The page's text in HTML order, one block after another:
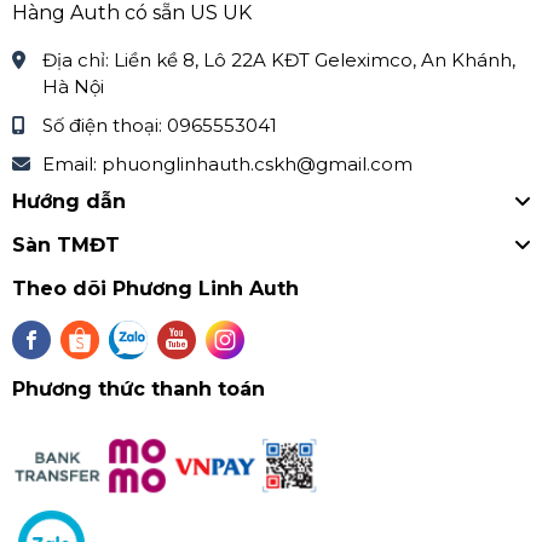
Zalo: Phương Linh Authentic 0965553041
Zalo: Phương Linh Kids 0868424370
Facebook
Fanpape:https://www.facebook.com/PhuongLinhAut
hentic.page
Hàng Auth có sẵn US UK
Địa chỉ: Liền kề 8, Lô 22A KĐT Geleximco, An Khánh,
Hà Nội
Số điện thoại: 0965553041
Email: phuonglinhauth.cskh@gmail.com
Hướng dẫn
Sàn TMĐT
Theo dõi Phương Linh Auth
Phương thức thanh toán